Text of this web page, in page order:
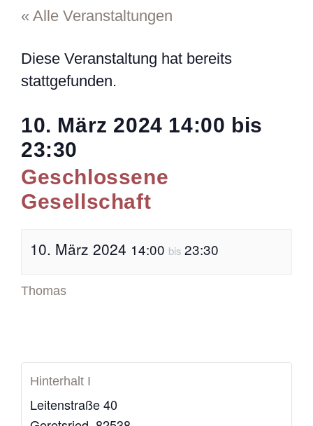
« Alle Veranstaltungen
Diese Veranstaltung hat bereits
stattgefunden.
10. März 2024 14:00 bis
23:30
Geschlossene
Gesellschaft
10. März 2024 14:00 bis 23:30
Thomas
Hinterhalt I
Leitenstraße 40